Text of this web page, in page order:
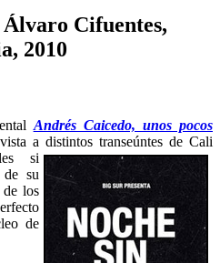
Cifuentes,
2010
Andrés Caicedo, unos pocos
a distintos transeúntes de Cali
si
de su
los
de